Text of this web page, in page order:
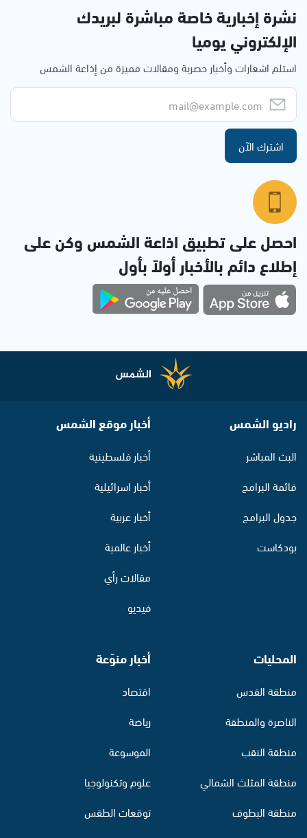
نشرة إخبارية خاصة مباشرة لبريدك
الإلكتروني يوميا
استلم اشعارات وأخبار حصرية ومقالات مميزة من إذاعة الشمس
اشترك الآن
احصل على تطبيق اذاعة الشمس وكن على
إطلاع دائم بالأخبار أولاً بأول
راديو الشمس
البث المباشر
قائمة البرامج
جدول البرامج
بودكاست
أخبار موقع الشمس
أخبار فلسطينية
أخبار اسرائيلية
أخبار عربية
أخبار عالمية
مقالات رأي
فيديو
المحليات
منطقة القدس
الناصرة والمنطقة
منطقة النقب
منطقة المثلث الشمالي
منطقة البطوف
أخبار منوّعة
اقتصاد
رياضة
الموسوعة
علوم وتكنولوجيا
توقعات الطقس